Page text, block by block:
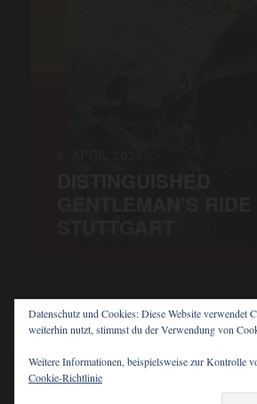
ANDERS
Datenschutz und Cookies: Diese Website verwendet
weiterhin nutzt, stimmst du der Verwendung von
Weitere Informationen, beispielsweise zur Kontrolle
Cookie-Richtlinie